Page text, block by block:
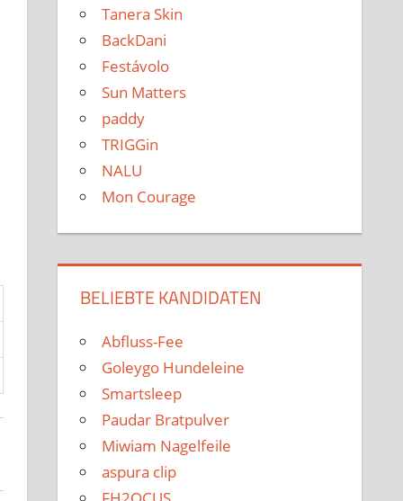
Tanera Skin
BackDani
Festávolo
Sun Matters
paddy
TRIGGin
NALU
Mon Courage
BELIEBTE KANDIDATEN
Abfluss-Fee
Goleygo Hundeleine
Smartsleep
Paudar Bratpulver
Miwiam Nagelfeile
aspura clip